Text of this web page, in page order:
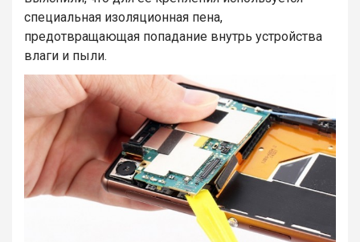
специальная изоляционная пена,
предотвращающая попадание внутрь устройства
влаги и пыли.